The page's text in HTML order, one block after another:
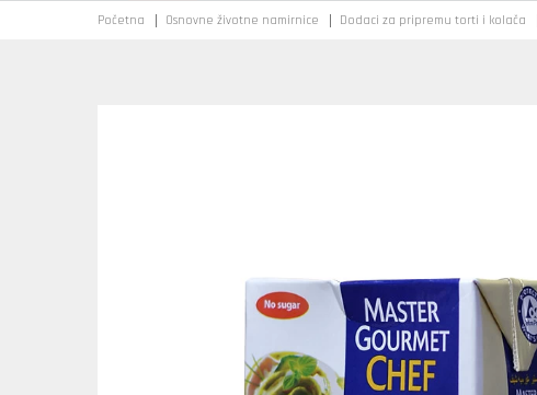
Početna Osnovne životne namirnice Dodaci za pripremu torti i kolača